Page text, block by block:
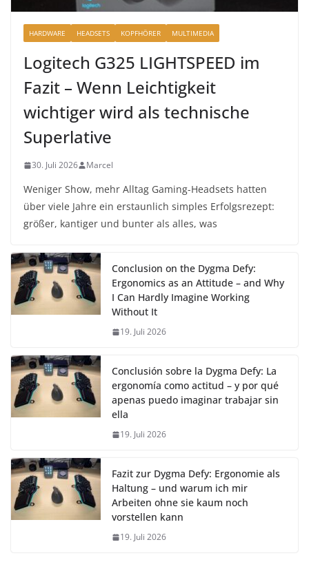
HARDWARE HEADSETS KOPFHÖRER MULTIMEDIA
Logitech G325 LIGHTSPEED im
Fazit – Wenn Leichtigkeit
wichtiger wird als technische
Superlative
30. Juli 2026 Marcel
Weniger Show, mehr Alltag Gaming-Headsets hatten
über viele Jahre ein erstaunlich simples Erfolgsrezept:
größer, kantiger und bunter als alles, was
Conclusion on the Dygma Defy:
Ergonomics as an Attitude – and Why
I Can Hardly Imagine Working
Without It
19. Juli 2026
Conclusión sobre la Dygma Defy: La
ergonomía como actitud – y por qué
apenas puedo imaginar trabajar sin
ella
19. Juli 2026
Fazit zur Dygma Defy: Ergonomie als
Haltung – und warum ich mir
Arbeiten ohne sie kaum noch
vorstellen kann
19. Juli 2026